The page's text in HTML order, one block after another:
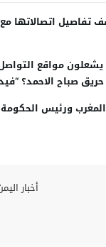
تفاصيل اتصالاتها
مواقع
صباح الاحمد؟
ورئيس
أخبار